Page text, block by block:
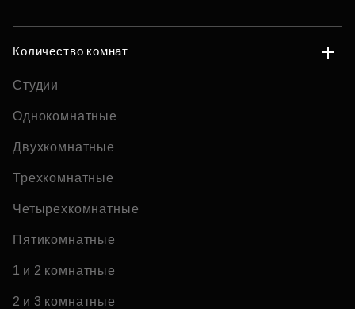
Количество комнат
Студии
Однокомнатные
Двухкомнатные
Трехкомнатные
Четырехкомнатные
Пятикомнатные
1 и 2 комнатные
2 и 3 комнатные